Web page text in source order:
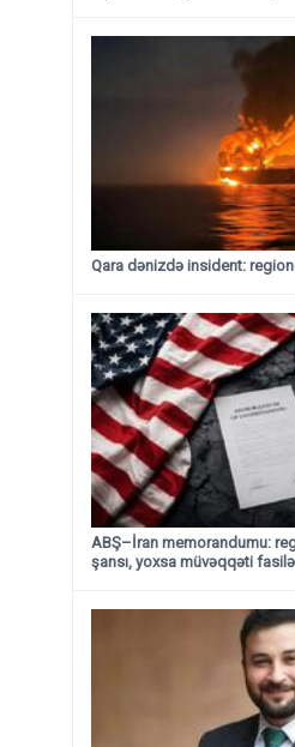
Qara dənizdə insident:
ABŞ–İran memorandumu:
şansı, yoxsa müvəqqəti